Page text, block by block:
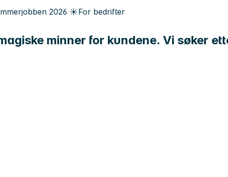
2026 ☀️For bedrifter
minner for kundene. Vi søker